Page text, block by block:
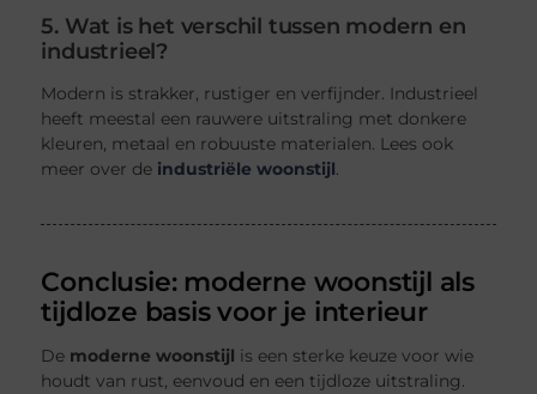
5. Wat is het verschil tussen modern en
industrieel?
Modern is strakker, rustiger en verfijnder. Industrieel
heeft meestal een rauwere uitstraling met donkere
kleuren, metaal en robuuste materialen. Lees ook
meer over de industriële woonstijl.
Conclusie: moderne woonstijl als
tijdloze basis voor je interieur
De moderne woonstijl is een sterke keuze voor wie
houdt van rust, eenvoud en een tijdloze uitstraling.